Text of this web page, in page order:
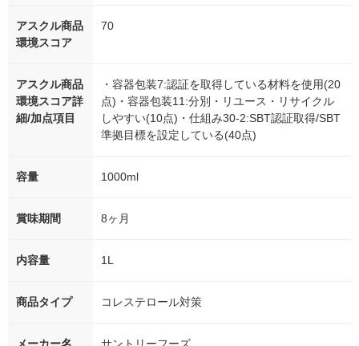
アスクル商品
環境スコア
70
アスクル商品
環境スコア詳
細/加点項目
・容器包装7:認証を取得している材料を使用(20
点)・容器包装11:分別・リユース・リサイクル
しやすい(10点)・仕組み30-2:SBT認証取得/SBT
準拠目標を設定している(40点)
容量 1000ml
賞味期間 8ヶ月
内容量 1L
商品タイプ コレステロール対策